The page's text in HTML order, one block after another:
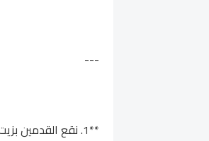
---
**1. نقع القدمين بزيت الزيتون والعسل**